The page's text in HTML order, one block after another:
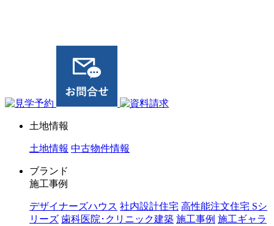
土地情報
土地情報 中古物件情報
ブランド
施工事例
デザイナーズハウス 社内設計住宅 高性能注文住宅 Sシ
リーズ 歯科医院･クリニック建築 施工事例 施工ギャラ